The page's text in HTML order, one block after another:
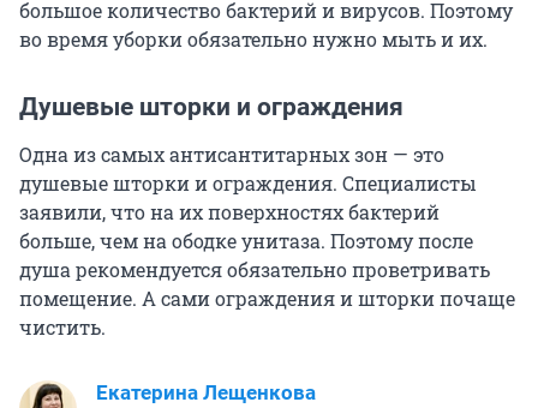
большое количество бактерий и вирусов. Поэтому
во время уборки обязательно нужно мыть и их.
Душевые шторки и ограждения
Одна из самых антисантитарных зон — это
душевые шторки и ограждения. Специалисты
заявили, что на их поверхностях бактерий
больше, чем на ободке унитаза. Поэтому после
душа рекомендуется обязательно проветривать
помещение. А сами ограждения и шторки почаще
чистить.
Екатерина Лещенкова